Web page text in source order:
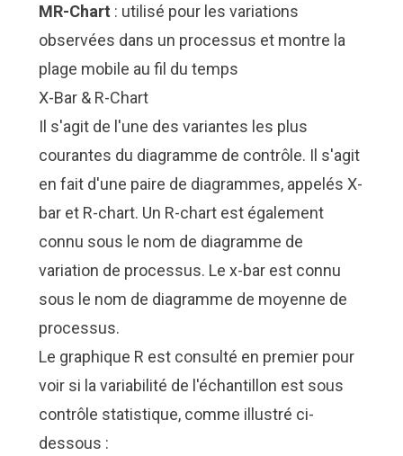
MR-Chart : utilisé pour les variations
observées dans un processus et montre la
plage mobile au fil du temps
X-Bar & R-Chart
Il s'agit de l'une des variantes les plus
courantes du diagramme de contrôle. Il s'agit
en fait d'une paire de diagrammes, appelés X-
bar et R-chart. Un R-chart est également
connu sous le nom de diagramme de
variation de processus. Le x-bar est connu
sous le nom de diagramme de moyenne de
processus.
Le graphique R est consulté en premier pour
voir si la variabilité de l'échantillon est sous
contrôle statistique, comme illustré ci-
dessous :